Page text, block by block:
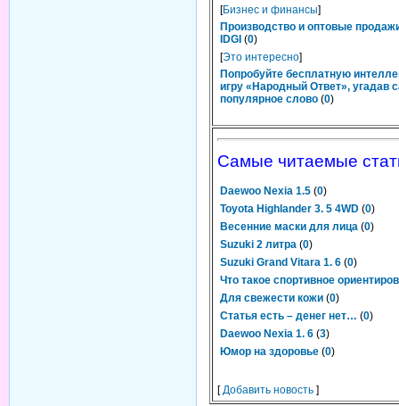
[Бизнес и финансы]
Производство и оптовые
IDGI (0)
[Это интересно]
Попробуйте бесплатную
игру «Народный Ответ», угадав
популярное слово (0)
Самые читаемые
Daewoo Nexia 1.5 (0)
Toyota Highlander 3. 5 4WD (0)
Весенние маски для лица (0)
Suzuki 2 литра (0)
Suzuki Grand Vitara 1. 6 (0)
Что такое спортивное
Для свежести кожи (0)
Статья есть – денег нет… (0)
Daewoo Nexia 1. 6 (3)
Юмор на здоровье (0)
[Добавить новость ]